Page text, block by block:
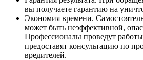
вы получаете гарантию на
Экономия времени.
может быть неэффективной,
Профессионалы проведут
предоставят консультацию по
вредителей.